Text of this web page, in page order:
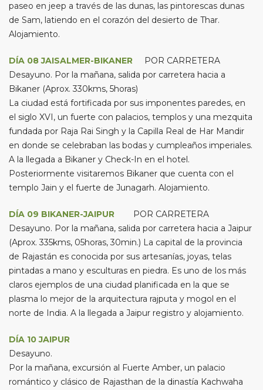
paseo en jeep a través de las dunas, las pintorescas dunas
de Sam, latiendo en el corazón del desierto de Thar.
Alojamiento.
DÍA 08 JAISALMER-BIKANER POR CARRETERA
Desayuno. Por la mañana, salida por carretera hacia a
Bikaner (Aprox. 330kms, 5horas)
La ciudad está fortificada por sus imponentes paredes, en
el siglo XVI, un fuerte con palacios, templos y una mezquita
fundada por Raja Rai Singh y la Capilla Real de Har Mandir
en donde se celebraban las bodas y cumpleaños imperiales.
A la llegada a Bikaner y Check-In en el hotel.
Posteriormente visitaremos Bikaner que cuenta con el
templo Jain y el fuerte de Junagarh. Alojamiento.
DÍA 09 BIKANER-JAIPUR POR CARRETERA
Desayuno. Por la mañana, salida por carretera hacia a Jaipur
(Aprox. 335kms, 05horas, 30min.) La capital de la provincia
de Rajastán es conocida por sus artesanías, joyas, telas
pintadas a mano y esculturas en piedra. Es uno de los más
claros ejemplos de una ciudad planificada en la que se
plasma lo mejor de la arquitectura rajputa y mogol en el
norte de India. A la llegada a Jaipur registro y alojamiento.
DÍA 10 JAIPUR
Desayuno.
Por la mañana, excursión al Fuerte Amber, un palacio
romántico y clásico de Rajasthan de la dinastía Kachwaha